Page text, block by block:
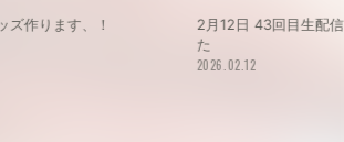
信アーカイブ 予告なしでゲリラ配信しまし
6